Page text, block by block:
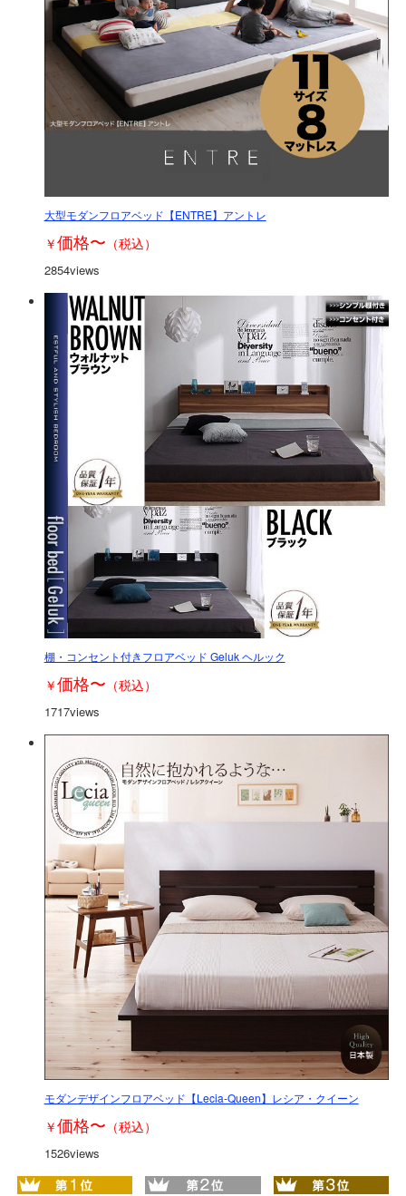
大型モダンフロアベッド【ENTRE】アントレ
￥価格〜 （税込）
2854views
棚・コンセント付きフロアベッド Geluk ヘルック
￥価格〜 （税込）
1717views
モダンデザインフロアベッド【Lecia-Queen】レシア・クイーン
￥価格〜 （税込）
1526views